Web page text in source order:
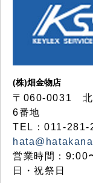
(株)畑金物店
〒060-0031 北
6番地
TEL：011-
営業時間：9:00
日・祝祭日